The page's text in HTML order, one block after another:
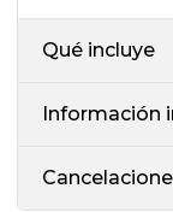
Qué incluye
Información